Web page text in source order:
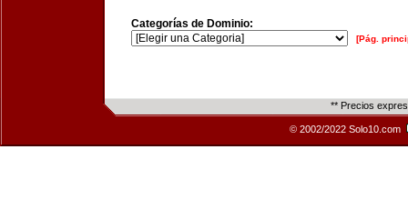
Categorías de Dominio:
[Pág.
** Precios
© 2002/2022 Solo10.com